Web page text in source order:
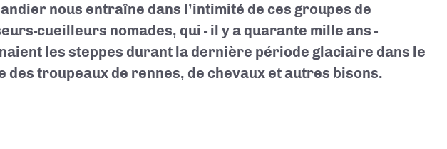
nous entraîne dans l’intimité de ces groupes de
cueilleurs nomades, qui - il y a quarante mille ans -
les steppes durant la dernière période glaciaire dans le
des troupeaux de rennes, de chevaux et autres bisons.